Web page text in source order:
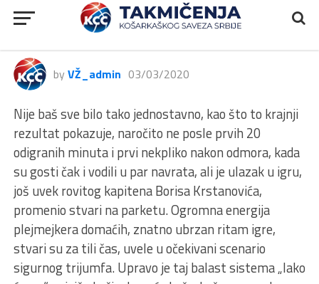
2MLS, Sveti Đorđe – Beovuk 72,
92:67
by VŽ_admin 03/03/2020
Nije baš sve bilo tako jednostavno, kao što to krajnji
rezultat pokazuje, naročito ne posle prvih 20
odigranih minuta i prvi nekpliko nakon odmora, kada
su gosti čak i vodili u par navrata, ali je ulazak u igru,
još uvek rovitog kapitena Borisa Krstanovića,
promenio stvari na parketu. Ogromna energija
plejmejkera domaćih, znatno ubrzan ritam igre,
stvari su za tili čas, uvele u očekivani scenario
sigurnog trijumfa. Upravo je taj balast sistema „lako